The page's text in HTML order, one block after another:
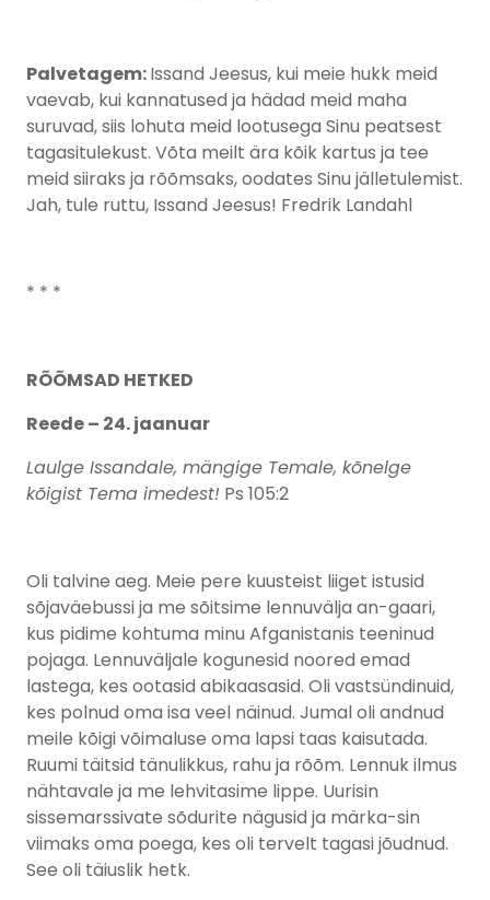
Palvetagem:Issand Jeesus, kui meie hukk meid
vaevab, kui kannatused ja hädad meid maha
suruvad, siis lohuta meid lootusega Sinu peatsest
tagasitulekust. Võta meilt ära kõik kartus ja tee
meid siiraks ja rõõmsaks, oodates Sinu jälletulemist.
Jah, tule ruttu, Issand Jeesus! Fredrik Landahl
* * *
RÕÕMSAD HETKED
Reede – 24. jaanuar
Laulge Issandale, mängige Temale, kõnelge
kõigist Tema imedest! Ps 105:2
Oli talvine aeg. Meie pere kuusteist liiget istusid
sõjaväebussi ja me sõitsime lennuvälja an-gaari,
kus pidime kohtuma minu Afganistanis teeninud
pojaga. Lennuväljale kogunesid noored emad
lastega, kes ootasid abikaasasid. Oli vastsündinuid,
kes polnud oma isa veel näinud. Jumal oli andnud
meile kõigi võimaluse oma lapsi taas kaisutada.
Ruumi täitsid tänulikkus, rahu ja rõõm. Lennuk ilmus
nähtavale ja me lehvitasime lippe. Uurisin
sissemarssivate sõdurite nägusid ja märka-sin
viimaks oma poega, kes oli tervelt tagasi jõudnud.
See oli täiuslik hetk.